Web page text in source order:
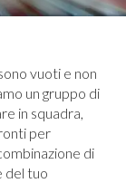
vuoti e non
un gruppo di
in squadra,
per
di
del tuo